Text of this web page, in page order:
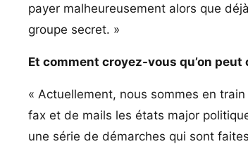
payer malheureusement alors que
groupe secret. »
Et comment croyez-vous qu’on
« Actuellement, nous sommes en
fax et de mails les états major
une série de démarches qui sont